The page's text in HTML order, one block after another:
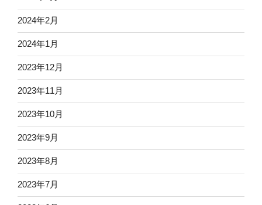
2024年2月
2024年1月
2023年12月
2023年11月
2023年10月
2023年9月
2023年8月
2023年7月